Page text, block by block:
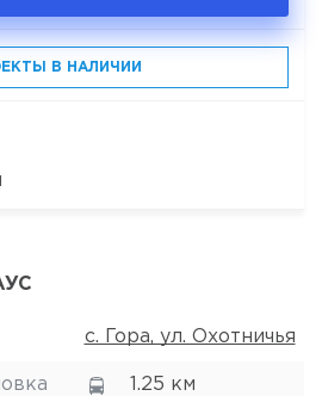
В НАЛИЧИИ
с. Гора, ул. Охотничья
1.25 км